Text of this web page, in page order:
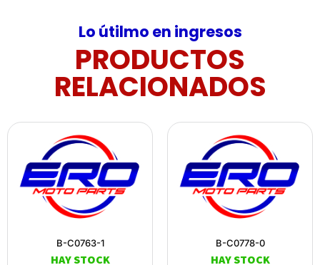
Lo útilmo en ingresos
PRODUCTOS
RELACIONADOS
B-C0763-1
HAY STOCK
B-C0778-0
HAY STOCK